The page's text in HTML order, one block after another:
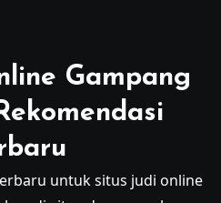
Gampang
untuk situs judi online